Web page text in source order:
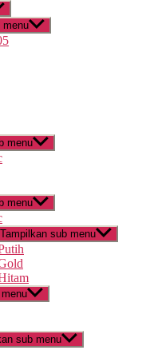
menu
menu
menu
Tampilkan sub menu
sub menu